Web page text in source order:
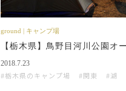
ground | キャンプ場
【栃木県】鳥野目河川公園オ
2018.7.23
栃木県のキャンプ場 関東 湖